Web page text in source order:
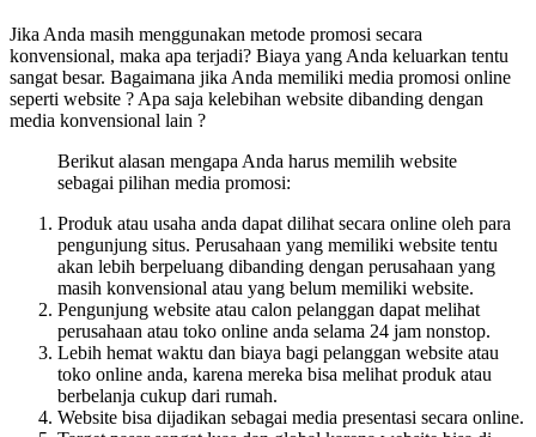
Jika Anda masih menggunakan metode promosi secara
konvensional, maka apa terjadi? Biaya yang Anda keluarkan tentu
sangat besar. Bagaimana jika Anda memiliki media promosi online
seperti website ? Apa saja kelebihan website dibanding dengan
media konvensional lain ?
Berikut alasan mengapa Anda harus memilih website
sebagai pilihan media promosi:
Produk atau usaha anda dapat dilihat secara online oleh para
pengunjung situs. Perusahaan yang memiliki website tentu
akan lebih berpeluang dibanding dengan perusahaan yang
masih konvensional atau yang belum memiliki website.
Pengunjung website atau calon pelanggan dapat melihat
perusahaan atau toko online anda selama 24 jam nonstop.
Lebih hemat waktu dan biaya bagi pelanggan website atau
toko online anda, karena mereka bisa melihat produk atau
berbelanja cukup dari rumah.
Website bisa dijadikan sebagai media presentasi secara online.